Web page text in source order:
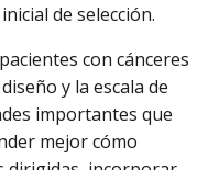
de selección.
con cánceres
y la escala de
importantes que
mejor cómo